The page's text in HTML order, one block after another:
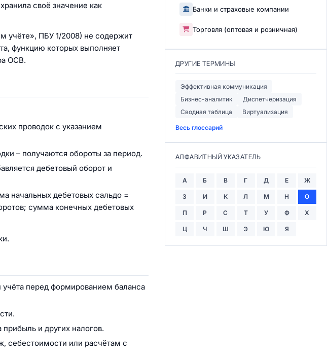
своё значение как
учёте», ПБУ 1/2008) не содержит
функцию которых выполняет
ОСВ.
проводок с указанием
– получаются обороты за период.
дебетовый оборот и
начальных дебетовых сальдо =
сумма конечных дебетовых
перед формированием баланса
и других налогов.
себестоимости или расчётам с
Банки и страховые компании
Торговля (оптовая и розничная)
ДРУГИЕ ТЕРМИНЫ
Эффективная коммуникация
Бизнес-аналитик
Диспетчеризация
Сводная таблица
Виртуализация
Весь глоссарий
АЛФАВИТНЫЙ УКАЗАТЕЛЬ
А Б В Г Д Е Ж
З И К Л М Н О
П Р С Т У Ф Х
Ц Ч Ш Э Ю Я